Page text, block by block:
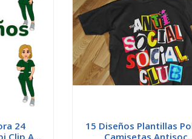
24
Clip A...
15 Diseños Plantillas
Camisetas